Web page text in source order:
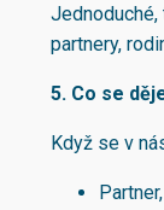
Jednoduché,
partnery,
5. Co se
Když se v